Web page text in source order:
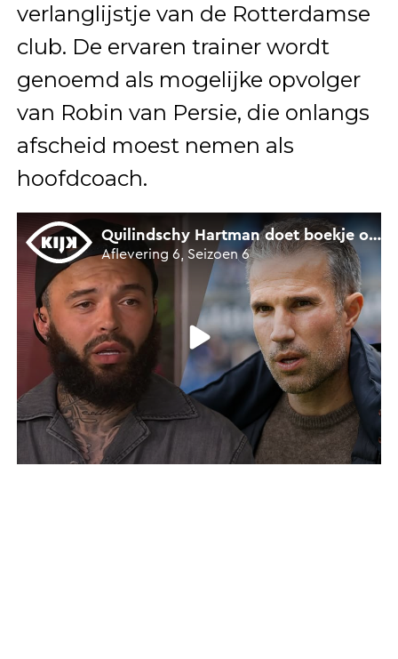
verlanglijstje van de Rotterdamse
club. De ervaren trainer wordt
genoemd als mogelijke opvolger
van Robin van Persie, die onlangs
afscheid moest nemen als
hoofdcoach.